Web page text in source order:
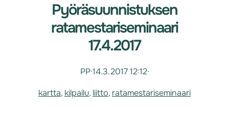
Pyöräsuunnistuksen
ratamestariseminaari
17.4.2017
PP·14.3.2017 12:12·
kartta, kilpailu, liitto, ratamestariseminaari